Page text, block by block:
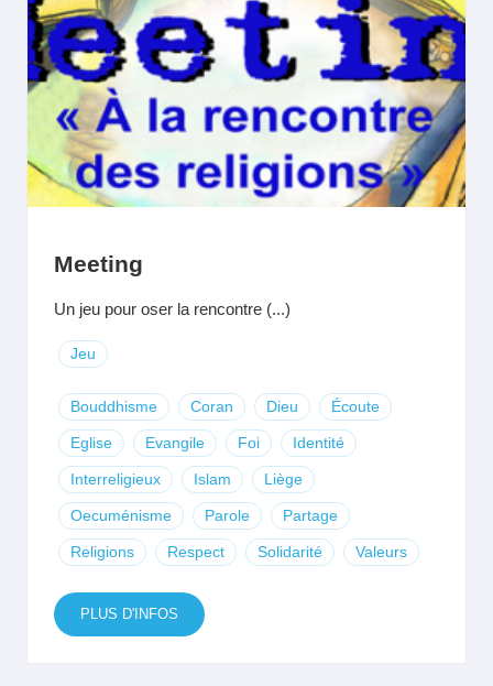
Meeting
Un jeu pour oser la rencontre (...)
Jeu
Bouddhisme Coran Dieu Écoute
Eglise Evangile Foi Identité
Interreligieux Islam Liège
Oecuménisme Parole Partage
Religions Respect Solidarité Valeurs
PLUS D'INFOS